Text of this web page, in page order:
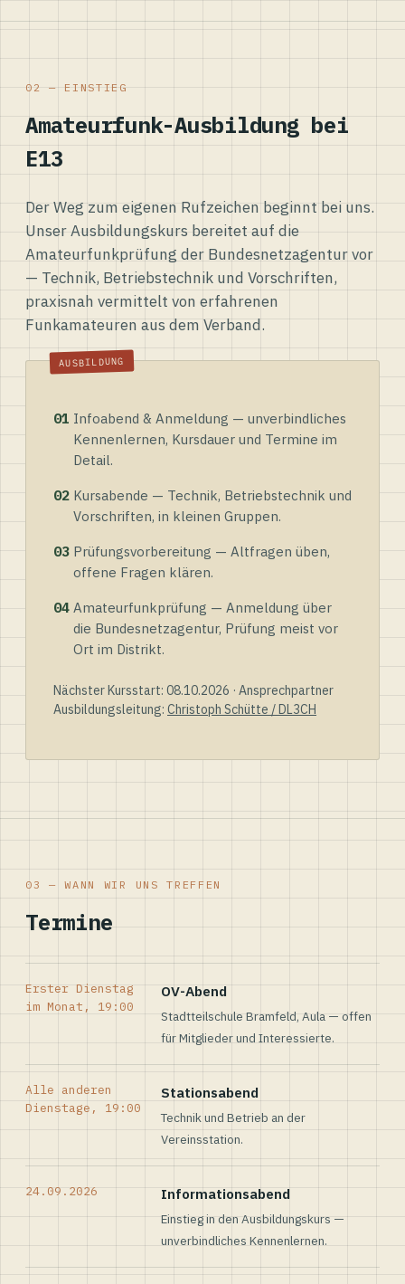
02 — EINSTIEG
Amateurfunk-Ausbildung bei
E13
Der Weg zum eigenen Rufzeichen beginnt bei uns.
Unser Ausbildungskurs bereitet auf die
Amateurfunkprüfung der Bundesnetzagentur vor
— Technik, Betriebstechnik und Vorschriften,
praxisnah vermittelt von erfahrenen
Funkamateuren aus dem Verband.
01 Infoabend & Anmeldung — unverbindliches
Kennenlernen, Kursdauer und Termine im
Detail.
02 Kursabende — Technik, Betriebstechnik und
Vorschriften, in kleinen Gruppen.
03 Prüfungsvorbereitung — Altfragen üben,
offene Fragen klären.
04 Amateurfunkprüfung — Anmeldung über
die Bundesnetzagentur, Prüfung meist vor
Ort im Distrikt.
Nächster Kursstart: 08.10.2026 · Ansprechpartner
Ausbildungsleitung: Christoph Schütte / DL3CH
03 — WANN WIR UNS TREFFEN
Termine
Erster Dienstag
im Monat, 19:00
OV-Abend
Stadtteilschule Bramfeld, Aula — offen
für Mitglieder und Interessierte.
Alle anderen
Dienstage, 19:00
Stationsabend
Technik und Betrieb an der
Vereinsstation.
24.09.2026 Informationsabend
Einstieg in den Ausbildungskurs —
unverbindliches Kennenlernen.